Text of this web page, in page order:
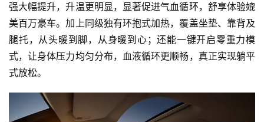
吉
开
T
a
l
强大幅提升，升温更明显，显著促进气血循环，舒享体验媲
美百万豪车。加上同级独有环抱式加热，覆盖坐垫、靠背及
腿托，从头暖到脚，从身暖到心；还能一键开启零重力模
式，让身体压力均匀分布，血液循环更顺畅，真正实现躺平
式放松。